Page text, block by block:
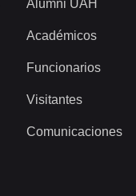
Alumni UAH
Académicos
Funcionarios
Visitantes
Comunicaciones